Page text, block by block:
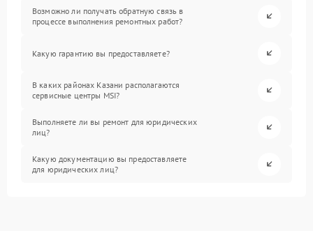
Возможно ли получать обратную связь в
процессе выполнения ремонтных работ?
Какую гарантию вы предоставляете?
В каких районах Казани располагаются
сервисные центры MSI?
Выполняете ли вы ремонт для юридических
лиц?
Какую документацию вы предоставляете
для юридических лиц?